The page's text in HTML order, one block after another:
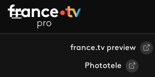
Aller au contenu principal
france.tv preview
Phototele